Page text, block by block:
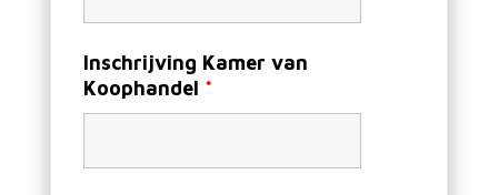
Inschrijving Kamer van
Koophandel *